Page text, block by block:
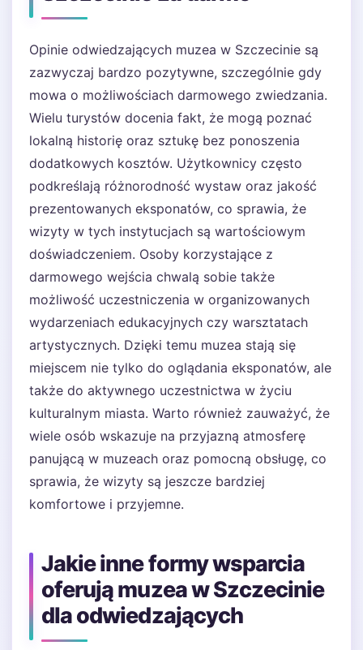
Opinie odwiedzających muzea w Szczecinie są
zazwyczaj bardzo pozytywne, szczególnie gdy
mowa o możliwościach darmowego zwiedzania.
Wielu turystów docenia fakt, że mogą poznać
lokalną historię oraz sztukę bez ponoszenia
dodatkowych kosztów. Użytkownicy często
podkreślają różnorodność wystaw oraz jakość
prezentowanych eksponatów, co sprawia, że
wizyty w tych instytucjach są wartościowym
doświadczeniem. Osoby korzystające z
darmowego wejścia chwalą sobie także
możliwość uczestniczenia w organizowanych
wydarzeniach edukacyjnych czy warsztatach
artystycznych. Dzięki temu muzea stają się
miejscem nie tylko do oglądania eksponatów, ale
także do aktywnego uczestnictwa w życiu
kulturalnym miasta. Warto również zauważyć, że
wiele osób wskazuje na przyjazną atmosferę
panującą w muzeach oraz pomocną obsługę, co
sprawia, że wizyty są jeszcze bardziej
komfortowe i przyjemne.
Jakie inne formy wsparcia
oferują muzea w Szczecinie
dla odwiedzających